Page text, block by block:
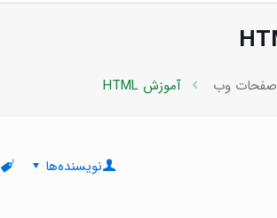
صفحات وب آموزش HTML
نویسنده‌ها